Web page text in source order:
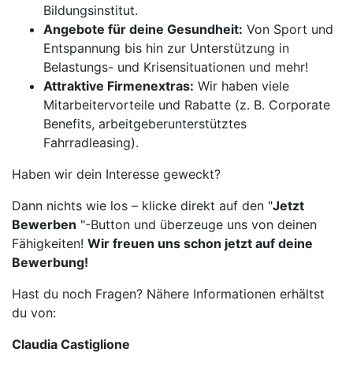
Bildungsinstitut.
Angebote für deine Gesundheit: Von Sport und
Entspannung bis hin zur Unterstützung in
Belastungs- und Krisensituationen und mehr!
Attraktive Firmenextras: Wir haben viele
Mitarbeitervorteile und Rabatte (z. B. Corporate
Benefits, arbeitgeberunterstütztes
Fahrradleasing).
Haben wir dein Interesse geweckt?
Dann nichts wie los – klicke direkt auf den "Jetzt
Bewerben "-Button und überzeuge uns von deinen
Fähigkeiten! Wir freuen uns schon jetzt auf deine
Bewerbung!
Hast du noch Fragen? Nähere Informationen erhältst
du von:
Claudia Castiglione